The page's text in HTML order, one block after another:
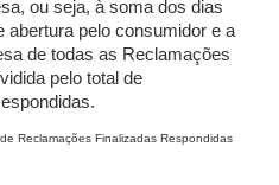
ou seja, à soma dos dias
abertura pelo consumidor e a
de todas as Reclamações
pelo total de
Reclamações Finalizadas Respondidas